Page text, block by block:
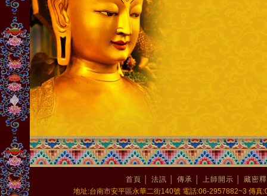
首頁 法訊 傳承 上師開示
藏密
地址:台南市安平區永華二街140號 電話:06-2957882~3 傳